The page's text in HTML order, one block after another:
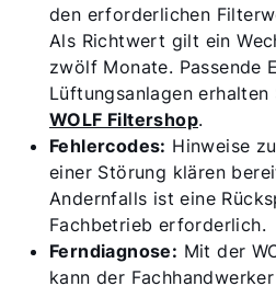
den erforderlichen
Als Richtwert gilt ein
zwölf Monate. Passende
Lüftungsanlagen erhalten
WOLF Filtershop.
Fehlercodes: Hinweise
einer Störung klären
Andernfalls ist eine
Fachbetrieb erforderlich.
Ferndiagnose: Mit der
kann der